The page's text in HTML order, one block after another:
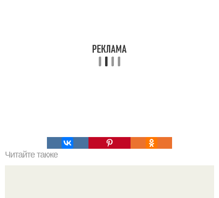
Читайте также